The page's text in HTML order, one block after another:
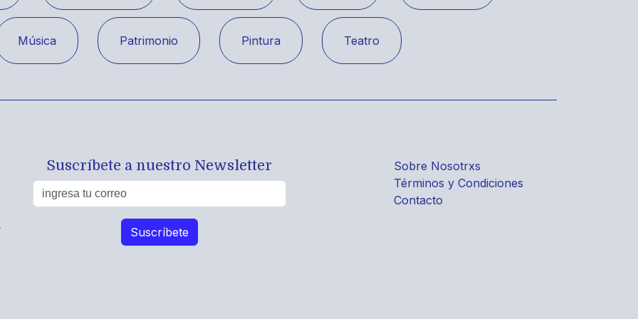
Música Patrimonio Pintura Teatro
Suscríbete a nuestro Newsletter
Sobre Nosotrxs
Términos y Condiciones
Contacto